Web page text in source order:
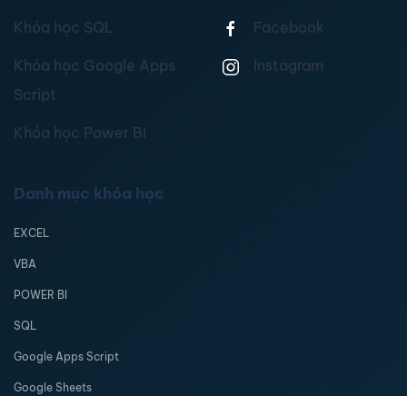
Khóa học SQL
Khóa học Google Apps
Script
Khóa học Power BI
Facebook
Instagram
Danh mục khóa học
EXCEL
VBA
POWER BI
SQL
Google Apps Script
Google Sheets